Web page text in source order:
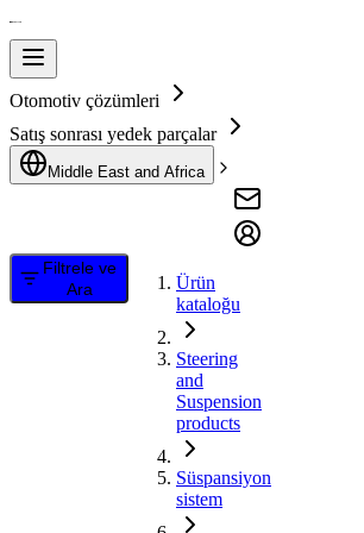
Otomotiv çözümleri
Satış sonrası yedek parçalar
Middle East and Africa
Filtrele ve
Ara
Ürün
kataloğu
Steering
and
Suspension
products
Süspansiyon
sistem